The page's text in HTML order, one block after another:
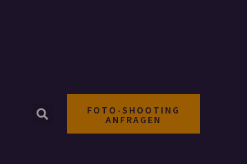
FOTO-SHOOTING
ANFRAGEN